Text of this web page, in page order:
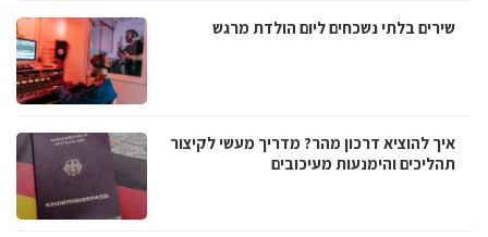
שירים בלתי נשכחים ליום הולדת מרגש
איך להוציא דרכון מהר? מדריך מעשי לקיצור
תהליכים והימנעות מעיכובים